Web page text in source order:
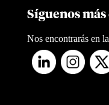
Síguenos más
Nos encontrarás en